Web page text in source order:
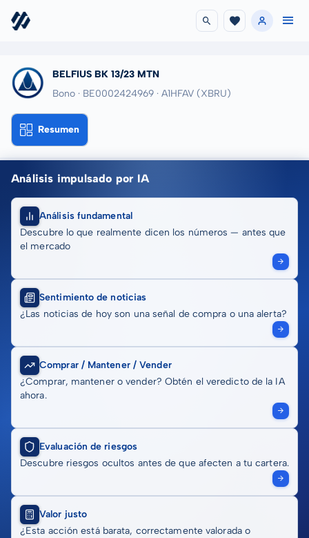
BELFIUS BK 13/23 MTN
Bono · BE0002424969 · A1HFAV (XBRU)
Resumen
Análisis impulsado por IA
Análisis fundamental
Descubre lo que realmente dicen los números — antes que
el mercado
Sentimiento de noticias
¿Las noticias de hoy son una señal de compra o una alerta?
Comprar / Mantener / Vender
¿Comprar, mantener o vender? Obtén el veredicto de la IA
ahora.
Evaluación de riesgos
Descubre riesgos ocultos antes de que afecten a tu cartera.
Valor justo
¿Esta acción está barata, correctamente valorada o